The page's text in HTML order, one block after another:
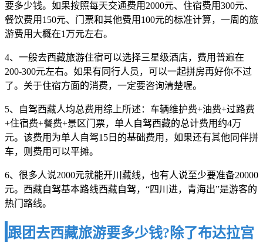
要多少钱。如果按照每天交通费用2000元、住宿费用300元、
餐饮费用150元、门票和其他费用100元的标准计算，一周的旅
游费用大概在1万元左右。
4、一般去西藏旅游住宿可以选择三星级酒店，费用普遍在
200-300元左右。如果有同行人员，可以一起拼房再好你不过
了。关于住宿方面的消费，一定要咨询清楚喔。
5、自驾西藏人均总费用综上所述：车辆维护费+油费+过路费
+住宿费+餐费+景区门票，单人自驾西藏的总计费用约4万
元。该费用为单人自驾15日的基础费用，如果还有其他同伴拼
车，则费用可以平摊。
6、很多人说2000元就能开川藏线，也有人说至少要准备20000
元。西藏自驾基本路线西藏自驾，“四川进，青海出”是游客的
热门路线。
跟团去西藏旅游要多少钱?除了布达拉宫